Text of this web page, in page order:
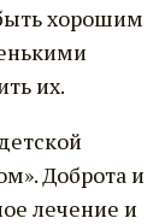
хорошим
их.
Доброта и
лечение и